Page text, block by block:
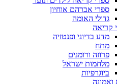
ספרי אברהם אוחיון
גדולי האומה
קריאה
מדע בדיוני ופנטזיה
מתח
פרוזה ורומנים
מלחמות ישראל
ביוגרפיות
ואמונה